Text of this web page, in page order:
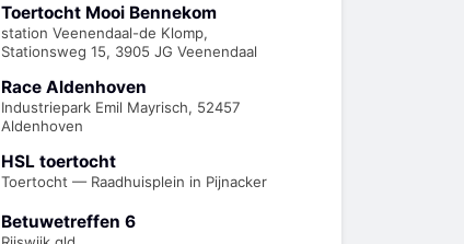
Toertocht Mooi Bennekom
station Veenendaal-de Klomp,
Stationsweg 15, 3905 JG Veenendaal
Race Aldenhoven
Industriepark Emil Mayrisch, 52457
Aldenhoven
HSL toertocht
Toertocht — Raadhuisplein in Pijnacker
Betuwetreffen 6